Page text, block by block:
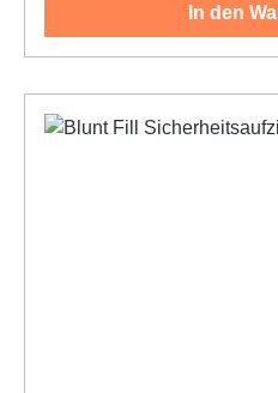
während der
Einmalgebrauch, latexfrei,
In den